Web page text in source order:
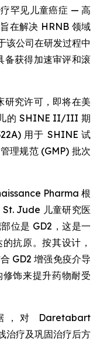
罕见儿童癌症 — 高
在解决 HRNB 领域
该公司在研发过程中
备获得加速审评和滚
研究许可，即将在美
的 SHINE II/III 期
用于 SHINE 试
理规范 (GMP) 批次
Pharma 根
St. Jude 儿童研究医
位是 GD2，这是一
抗原。按其设计，
GD2 增强免疫介导
饰来提升药物耐受
对 Daretabart
治疗及巩固治疗后方